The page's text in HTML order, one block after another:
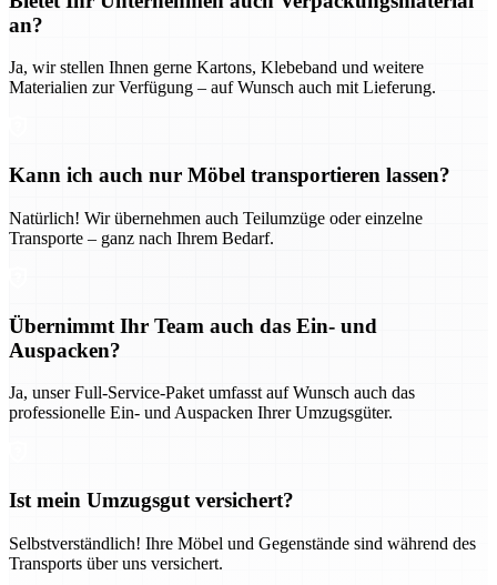
an?
Ja, wir stellen Ihnen gerne Kartons, Klebeband und weitere
Materialien zur Verfügung – auf Wunsch auch mit Lieferung.
Kann ich auch nur Möbel transportieren lassen?
Natürlich! Wir übernehmen auch Teilumzüge oder einzelne
Transporte – ganz nach Ihrem Bedarf.
Übernimmt Ihr Team auch das Ein- und
Auspacken?
Ja, unser Full-Service-Paket umfasst auf Wunsch auch das
professionelle Ein- und Auspacken Ihrer Umzugsgüter.
Ist mein Umzugsgut versichert?
Selbstverständlich! Ihre Möbel und Gegenstände sind während des
Transports über uns versichert.